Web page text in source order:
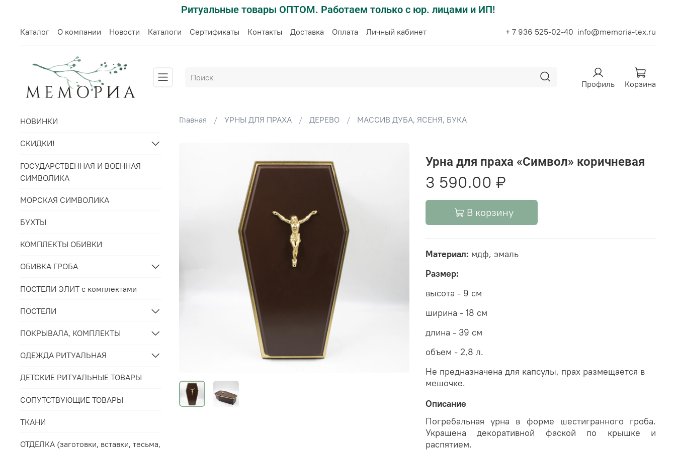
Ритуальные товары ОПТОМ. Работаем только с юр. лицами и ИП!
Каталог О компании Новости Каталоги Сертификаты Контакты Доставка Оплата Личный кабинет + 7 936 525-02-40 info@memoria-tex.ru
Профиль Корзина
Главная УРНЫ ДЛЯ ПРАХА ДЕРЕВО МАССИВ ДУБА, ЯСЕНЯ, БУКА
Урна для праха «Символ» коричневая
3 590.00 ₽
В корзину
Материал: мдф, эмаль
Размер:
высота - 9 см
ширина - 18 см
длина - 39 см
объем - 2,8 л.
Не предназначена для капсулы, прах размещается в
мешочке.
Описание
Погребальная урна в форме шестигранного гроба.
Украшена декоративной фаской по крышке и
распятием.
НОВИНКИ
СКИДКИ!
ГОСУДАРСТВЕННАЯ И ВОЕННАЯ
СИМВОЛИКА
МОРСКАЯ СИМВОЛИКА
БУХТЫ
КОМПЛЕКТЫ ОБИВКИ
ОБИВКА ГРОБА
ПОСТЕЛИ ЭЛИТ с комплектами
ПОСТЕЛИ
ПОКРЫВАЛА, КОМПЛЕКТЫ
ОДЕЖДА РИТУАЛЬНАЯ
ДЕТСКИЕ РИТУАЛЬНЫЕ ТОВАРЫ
СОПУТСТВУЮЩИЕ ТОВАРЫ
ТКАНИ
ОТДЕЛКА (заготовки, вставки, тесьма,